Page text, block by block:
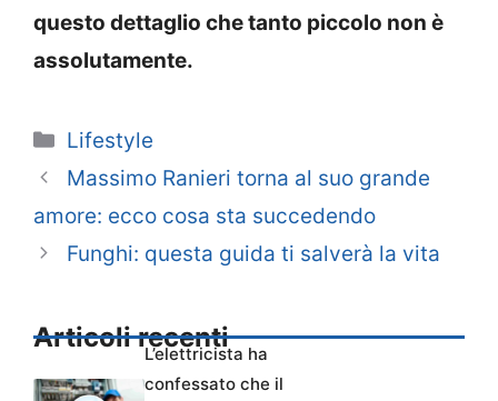
questo dettaglio che tanto piccolo non è
assolutamente.
Categorie
Lifestyle
Massimo Ranieri torna al suo grande
amore: ecco cosa sta succedendo
Funghi: questa guida ti salverà la vita
Articoli recenti
L’elettricista ha
confessato che il